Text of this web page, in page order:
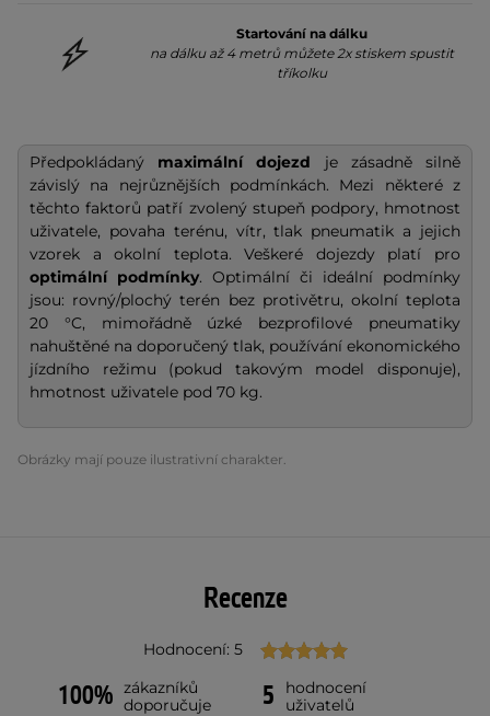
Startování na dálku
na dálku až 4 metrů můžete 2x stiskem spustit
tříkolku
Předpokládaný maximální dojezd je zásadně silně
závislý na nejrůznějších podmínkách. Mezi některé z
těchto faktorů patří zvolený stupeň podpory, hmotnost
uživatele, povaha terénu, vítr, tlak pneumatik a jejich
vzorek a okolní teplota. Veškeré dojezdy platí pro
optimální podmínky. Optimální či ideální podmínky
jsou: rovný/plochý terén bez protivětru, okolní teplota
20 °C, mimořádně úzké bezprofilové pneumatiky
nahuštěné na doporučený tlak, používání ekonomického
jízdního režimu (pokud takovým model disponuje),
hmotnost uživatele pod 70 kg.
Obrázky mají pouze ilustrativní charakter.
Recenze
Hodnocení: 5
100% zákazníků
doporučuje
5
hodnocení
uživatelů